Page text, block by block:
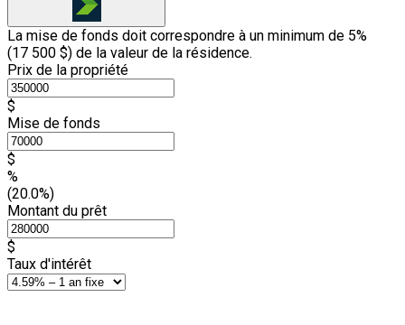
La mise de fonds doit correspondre à un minimum de 5%
(17 500 $) de la valeur de la résidence.
Prix de la propriété
$
Mise de fonds
$
%
(20.0%)
Montant du prêt
$
Taux d'intérêt